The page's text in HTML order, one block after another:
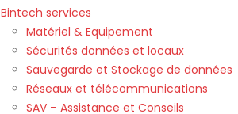
Bintech services
Matériel & Equipement
Sécurités données et locaux
Sauvegarde et Stockage de données
Réseaux et télécommunications
SAV – Assistance et Conseils